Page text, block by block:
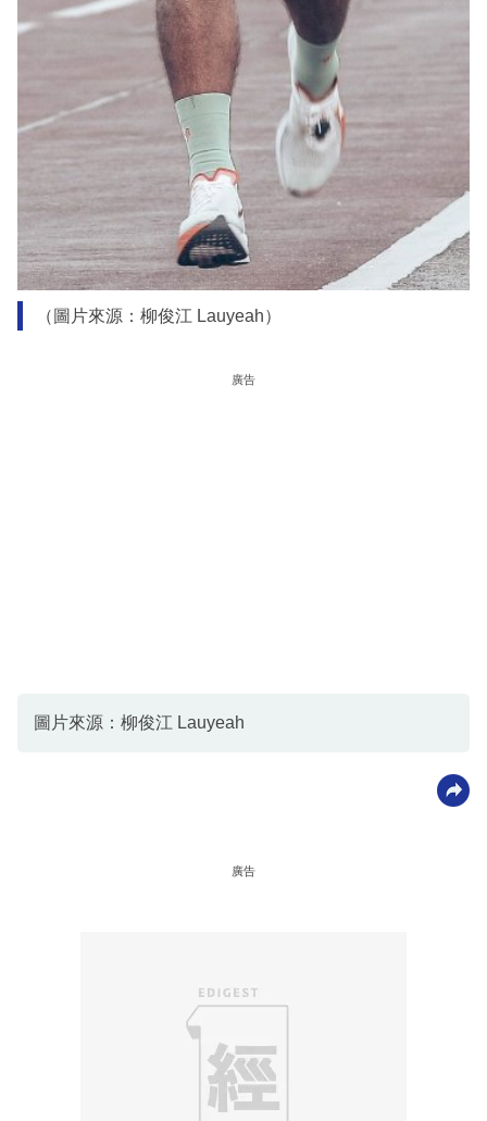
（圖片來源：柳俊江 Lauyeah）
廣告
圖片來源：柳俊江 Lauyeah
廣告